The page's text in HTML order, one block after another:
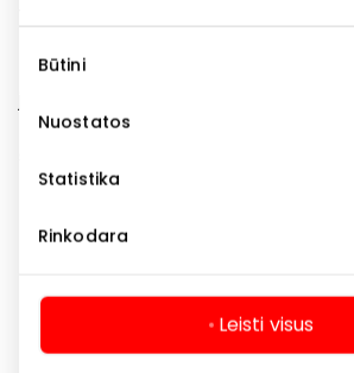
pasirinkimas
Būtini
Nuostatos
Statistika
Rinkodara
Leisti visus
tinklas. HOME OF THE WHOPPER®
parinkti geriausius produktus,
penkiasdešimt metų yra išskirtinis
Kavinės